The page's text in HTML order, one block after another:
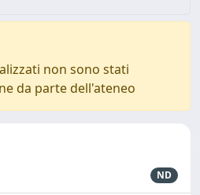
non sono stati
da parte dell'ateneo
ND